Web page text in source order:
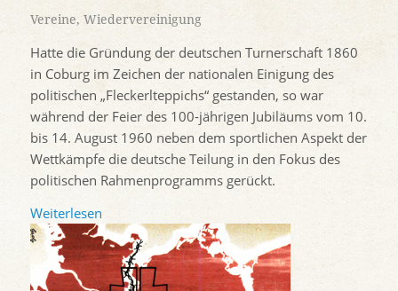
Vereine, Wiedervereinigung
Hatte die Gründung der deutschen Turnerschaft 1860
in Coburg im Zeichen der nationalen Einigung des
politischen „Fleckerlteppichs“ gestanden, so war
während der Feier des 100-jährigen Jubiläums vom 10.
bis 14. August 1960 neben dem sportlichen Aspekt der
Wettkämpfe die deutsche Teilung in den Fokus des
politischen Rahmenprogramms gerückt.
Weiterlesen